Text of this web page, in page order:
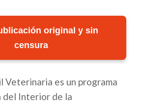
original y sin
censura
Veterinaria es un programa
del Interior de la